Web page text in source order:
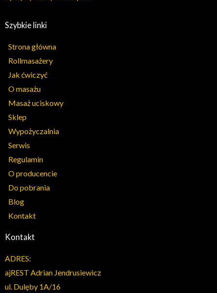
Szybkie linki
Strona główna
Rollmasażery
Jak ćwiczyć
O masażu
Masaż uciskowy
Sklep
Wypożyczalnia
Serwis
Regulamin
O producencie
Do pobrania
Blog
Kontakt
Kontakt
ADRES:
ajREST Adrian Jendrusiewicz
ul. Dulęby 1A/16